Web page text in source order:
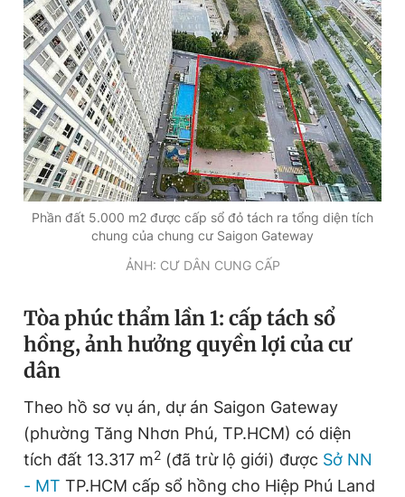
Đọc Thanh Niên trên điện thoại
Theo dõi báo trên
Hotline
0906 645 777
Liên hệ quảng cáo
0908 780 404
Phó tổng biên tập: Lâm Hiếu Dũng
Phó tổng biên tập: Trần Việt Hưng
Tổng thư ký tòa soạn: Đức Trung
Giấy phép xuất bản số 110/GP - BTTTT cấp ngày 24.3.2020
chép dưới mọi hình thức nếu không có sự chấp thuận bằng văn
bản. Phát triển bởi ePi Technologies, JSC.
Phần đất 5.000 m2 được cấp sổ đỏ tách ra tổng diện tích
chung của chung cư Saigon Gateway
ẢNH: CƯ DÂN CUNG CẤP
Tòa phúc thẩm lần 1: cấp tách sổ
hồng, ảnh hưởng quyền lợi của cư
dân
Theo hồ sơ vụ án, dự án Saigon Gateway
(phường Tăng Nhơn Phú, TP.HCM) có diện
tích đất 13.317 m2 (đã trừ lộ giới) được Sở NN
- MT TP.HCM cấp sổ hồng cho Hiệp Phú Land